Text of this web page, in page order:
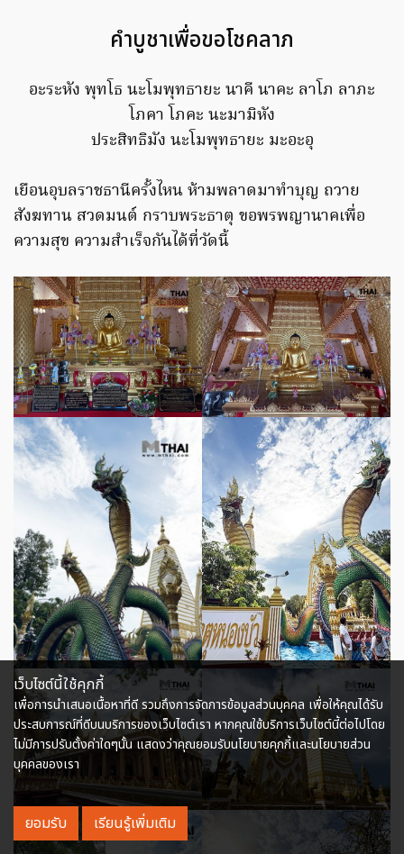
คำบูชาเพื่อขอโชคลาภ
อะระหัง พุทโธ นะโมพุทธายะ นาคี นาคะ ลาโภ ลาภะ
โภคา โภคะ นะมามิหัง
ประสิทธิมัง นะโมพุทธายะ มะอะอุ
เยือนอุบลราชธานีครั้งไหน ห้ามพลาดมาทำบุญ ถวาย
สังฆทาน สวดมนต์ กราบพระธาตุ ขอพรพญานาคเพื่อ
ความสุข ความสำเร็จกันได้ที่วัดนี้
เว็บไซต์นี้ใช้คุกกี้
เพื่อการนำเสนอเนื้อหาที่ดี รวมถึงการจัดการข้อมูลส่วนบุคคล เพื่อให้คุณได้รับ
ประสบการณ์ที่ดีบนบริการของเว็บไซต์เรา หากคุณใช้บริการเว็บไซต์นี้ต่อไปโดย
ไม่มีการปรับตั้งค่าใดๆนั้น แสดงว่าคุณยอมรับนโยบายคุกกี้และนโยบายส่วน
บุคคลของเรา
ยอมรับ เรียนรู้เพิ่มเติม